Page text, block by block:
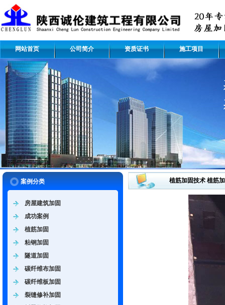
网站首页 公司简介 资质证书 施工项目
案例分类
房屋建筑加固
成功案例
植筋加固
粘钢加固
隧道加固
碳纤维布加固
碳纤维板加固
裂缝修补加固
植筋加固技术 植筋